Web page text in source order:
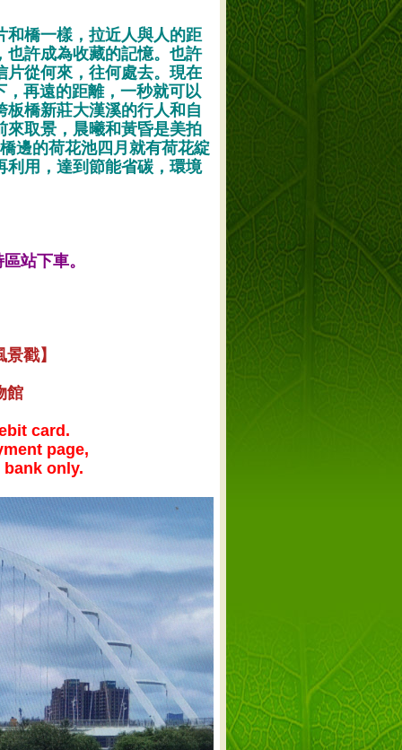
和橋一樣，拉近人與人的距
也許成為收藏的記憶。也許
片從何來，往何處去。現在
再遠的距離，一秒就可以
板橋新莊大漢溪的行人和自
來取景，晨曦和黃昏是美拍
邊的荷花池四月就有荷花綻
利用，達到節能省碳，環境
站下車。
戳】
館
card.
page,
only.